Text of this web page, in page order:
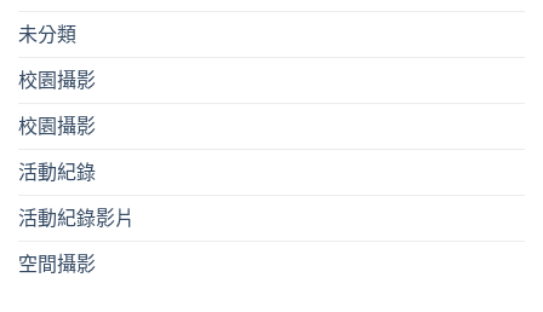
未分類
校園攝影
校園攝影
活動紀錄
活動紀錄影片
空間攝影